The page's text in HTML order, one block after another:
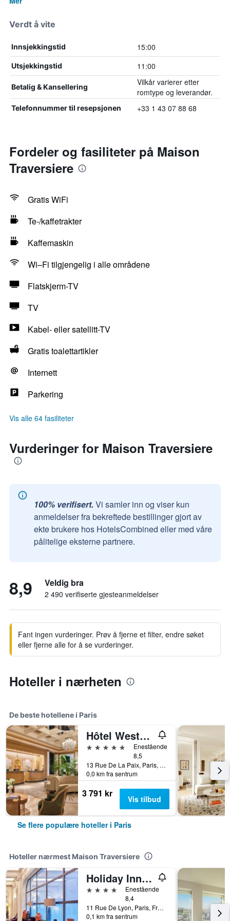
Verdt å vite
Innsjekkingstid 15:00
Utsjekkingstid 11:00
Betalig & Kansellering
Vilkår varierer etter
romtype og leverandør.
Telefonnummer til resepsjonen +33 1 43 07 88 68
Fordeler og fasiliteter på Maison
Traversiere
Gratis WiFi
Te-/kaffetrakter
Kaffemaskin
Wi–Fi tilgjengelig i alle områdene
Flatskjerm-TV
TV
Kabel- eller satellitt-TV
Gratis toalettartikler
Internett
Parkering
Vis alle 64 fasiliteter
Vurderinger for Maison Traversiere
100% verifisert. Vi samler inn og viser kun
anmeldelser fra bekreftede bestillinger gjort av
ekte brukere hos HotelsCombined eller med våre
pålitelige eksterne partnere.
8,9 Veldig bra
2 490 verifiserte gjesteanmeldelser
Fant ingen vurderinger. Prøv å fjerne et filter, endre søket
eller fjerne alle for å se vurderinger.
Hoteller i nærheten
De beste hotellene i Paris
Hôtel Westminster
5 stjerner
Enestående
8,5
13 Rue De La Paix, Paris, Frankrike
0,0 km fra sentrum
3 791 kr Vis tilbud
Se flere populære hoteller i Paris
Hoteller nærmest Maison Traversiere
Holiday Inn Paris - Gare De Lyon Bastille By IHG
4 stjerner
Enestående
8,4
11 Rue De Lyon, Paris, Frankrike
0,1 km fra sentrum